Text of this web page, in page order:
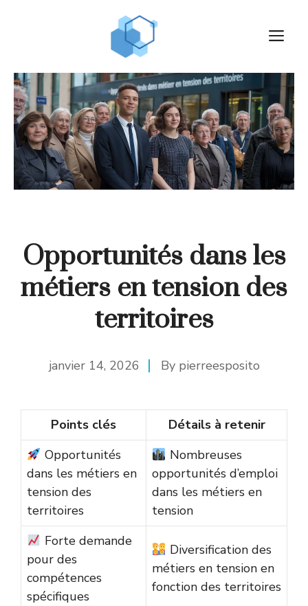
Opportunités dans les
métiers en tension des
territoires
janvier 14, 2026 By pierreesposito
Points clés
Détails à retenir
Opportunités
dans les métiers en
tension des
territoires
Nombreuses
opportunités d’emploi
dans les métiers en
tension
Forte demande
pour des
compétences
spécifiques
Diversification des
métiers en tension en
fonction des territoires